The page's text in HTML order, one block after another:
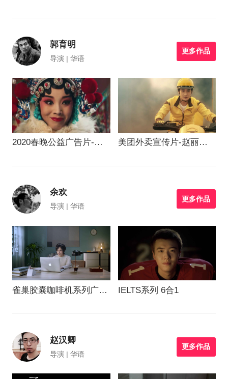
郭育明
导演 | 华语
更多作品
2020春晚公益广告片-鼠
美团外卖宣传片-赵丽颖
余欢
导演 | 华语
更多作品
雀巢胶囊咖啡机系列广告
IELTS系列 6合1
赵汉卿
导演 | 华语
更多作品